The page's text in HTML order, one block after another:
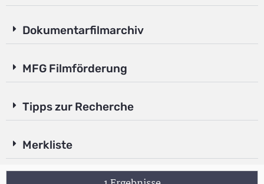
Dokumentarfilmarchiv
MFG Filmförderung
Tipps zur Recherche
Merkliste